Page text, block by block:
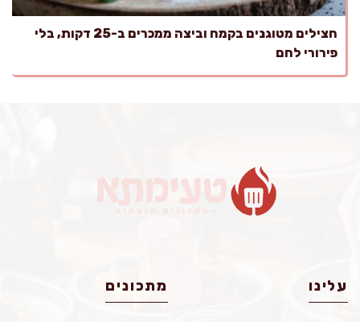
חצילים מטוגנים בקמח וביצה ממכרים ב-25 דקות, בלי
פירורי לחם
עלינו מתכונים